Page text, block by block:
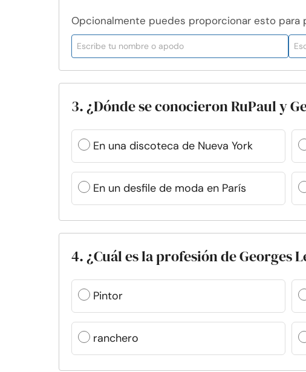
Opcionalmente puedes proporcionar esto para
3. ¿Dónde se conocieron RuPaul y
En una discoteca de Nueva York
En un desfile de moda en París
4. ¿Cuál es la profesión de Georges
Pintor
ranchero